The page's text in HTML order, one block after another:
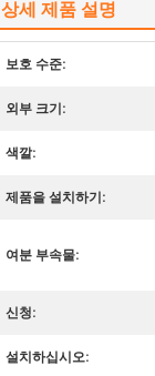
상세 제품 설명
보호 수준:
외부 크기:
색깔:
제품을 설치하기:
여분 부속물:
신청:
설치하십시오: